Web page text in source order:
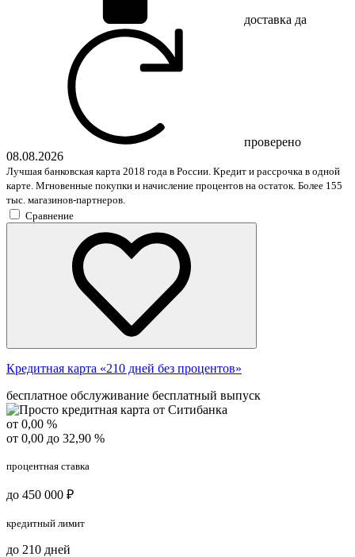
доставка да
проверено
08.08.2026
Лучшая банковская карта 2018 года в России. Кредит и рассрочка в одной
карте. Мгновенные покупки и начисление процентов на остаток. Более 155
тыс. магазинов-партнеров.
Сравнение
Кредитная карта «210 дней без процентов»
бесплатное обслуживание бесплатный выпуск
от 0,00 %
от 0,00 до 32,90 %
процентная ставка
до 450 000 ₽
кредитный лимит
до 210 дней